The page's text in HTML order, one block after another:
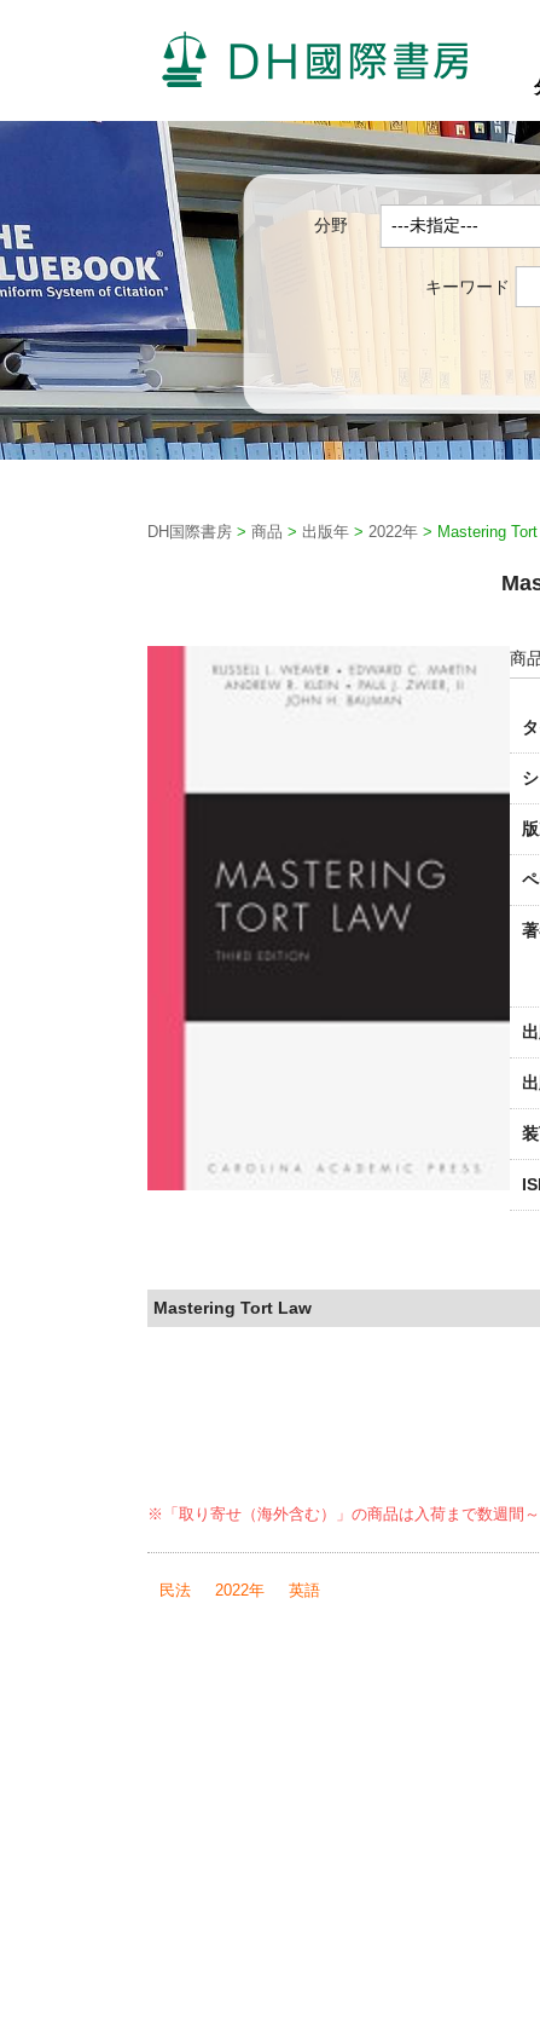
分野
キーワード
DH国際書房 > 商品 > 出版年 > 2022年 > Mastering
商
Mastering Tort Law
※「取り寄せ（海外含む）」の商品は入荷まで数週間
民法 2022年 英語